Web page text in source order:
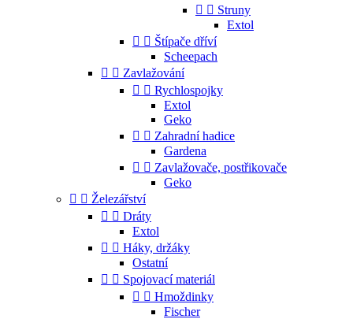
  Struny
Extol
  Štípače dříví
Scheepach
  Zavlažování
  Rychlospojky
Extol
Geko
  Zahradní hadice
Gardena
  Zavlažovače, postřikovače
Geko
  Železářství
  Dráty
Extol
  Háky, držáky
Ostatní
  Spojovací materiál
  Hmoždinky
Fischer